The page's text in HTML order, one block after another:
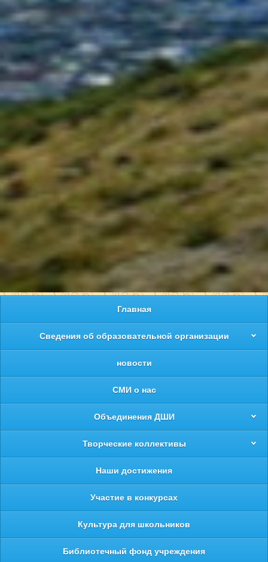
Главная
Сведения об образовательной организации
новости
СМИ о нас
Объединения ДШИ
Творческие коллективы
Наши достижения
Участие в конкурсах
Культура для школьников
Библиотечный фонд учреждения